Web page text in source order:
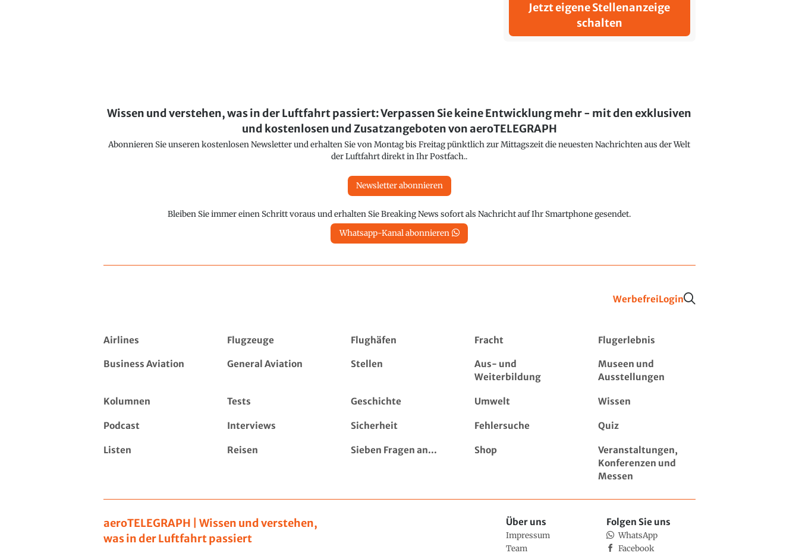
Jetzt eigene Stellenanzeige
schalten
Wissen und verstehen, was in der Luftfahrt passiert: Verpassen Sie keine Entwicklung mehr - mit den exklusiven
und kostenlosen und Zusatzangeboten von aeroTELEGRAPH
Abonnieren Sie unseren kostenlosen Newsletter und erhalten Sie von Montag bis Freitag pünktlich zur Mittagszeit die neuesten Nachrichten aus der Welt
der Luftfahrt direkt in Ihr Postfach..
Newsletter abonnieren
Bleiben Sie immer einen Schritt voraus und erhalten Sie Breaking News sofort als Nachricht auf Ihr Smartphone gesendet.
Whatsapp-Kanal abonnieren
WerbefreiLogin
Airlines Flugzeuge Flughäfen Fracht Flugerlebnis
Business Aviation General Aviation Stellen
Aus- und
Weiterbildung
Museen und
Ausstellungen
Kolumnen Tests Geschichte Umwelt Wissen
Podcast Interviews Sicherheit Fehlersuche Quiz
Listen Reisen Sieben Fragen an... Shop
Veranstaltungen,
Konferenzen und
Messen
aeroTELEGRAPH | Wissen und verstehen,
was in der Luftfahrt passiert
Über uns
Impressum
Team
Folgen Sie uns
WhatsApp
Facebook